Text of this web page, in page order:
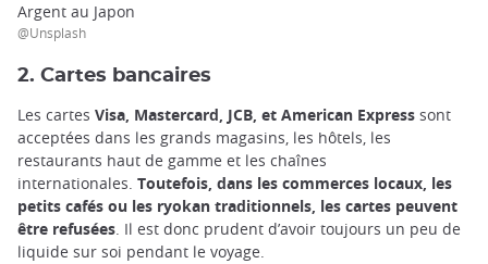
Argent au Japon
@Unsplash
2. Cartes bancaires
Les cartes Visa, Mastercard, JCB, et American Express sont
acceptées dans les grands magasins, les hôtels, les
restaurants haut de gamme et les chaînes
internationales. Toutefois, dans les commerces locaux, les
petits cafés ou les ryokan traditionnels, les cartes peuvent
être refusées. Il est donc prudent d’avoir toujours un peu de
liquide sur soi pendant le voyage.